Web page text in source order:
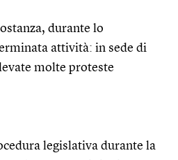
durante lo
attività: in sede di
molte proteste
legislativa durante la